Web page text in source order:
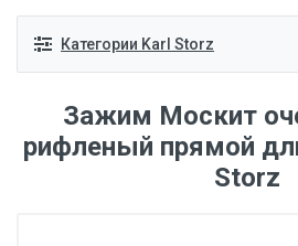
Категории Karl Storz
Зажим Москит
рифленый прямой
Storz